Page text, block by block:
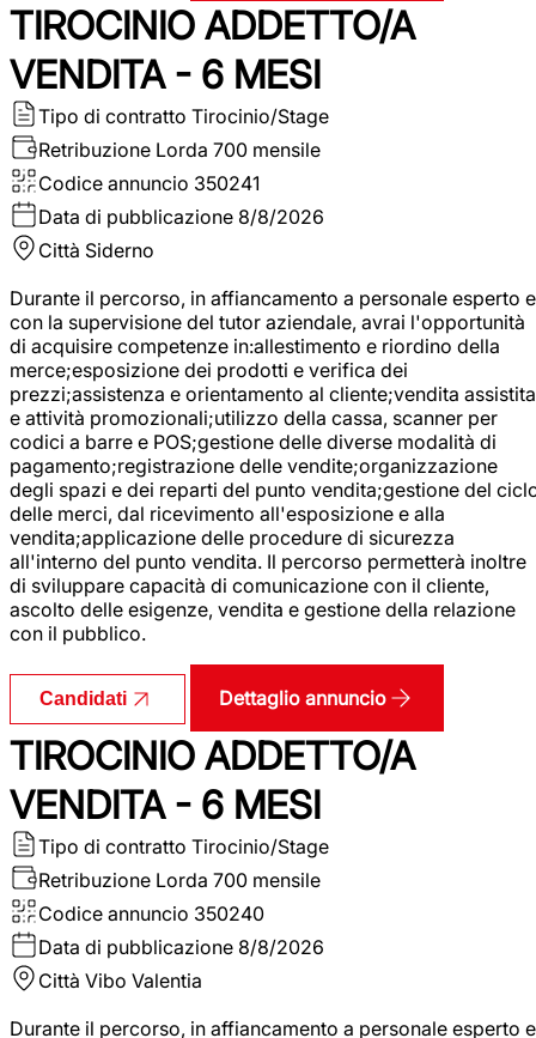
TIROCINIO ADDETTO/A
VENDITA - 6 MESI
Tipo di contratto Tirocinio/Stage
Retribuzione Lorda 700 mensile
Codice annuncio 350241
Data di pubblicazione 8/8/2026
Città Siderno
Durante il percorso, in affiancamento a personale esperto e
con la supervisione del tutor aziendale, avrai l'opportunità
di acquisire competenze in:allestimento e riordino della
merce;esposizione dei prodotti e verifica dei
prezzi;assistenza e orientamento al cliente;vendita assistita
e attività promozionali;utilizzo della cassa, scanner per
codici a barre e POS;gestione delle diverse modalità di
pagamento;registrazione delle vendite;organizzazione
degli spazi e dei reparti del punto vendita;gestione del
delle merci, dal ricevimento all'esposizione e alla
vendita;applicazione delle procedure di sicurezza
all'interno del punto vendita. Il percorso permetterà inoltre
di sviluppare capacità di comunicazione con il cliente,
ascolto delle esigenze, vendita e gestione della relazione
con il pubblico.
Candidati Dettaglio annuncio
TIROCINIO ADDETTO/A
VENDITA - 6 MESI
Tipo di contratto Tirocinio/Stage
Retribuzione Lorda 700 mensile
Codice annuncio 350240
Data di pubblicazione 8/8/2026
Città Vibo Valentia
Durante il percorso, in affiancamento a personale esperto e